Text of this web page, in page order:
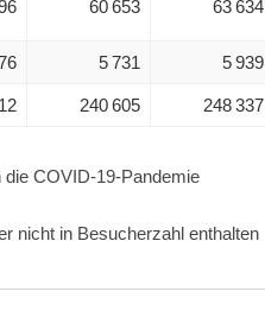
60 653 63 634
5 731 5 939
240 605 248 337
COVID-19-Pandemie
nicht in Besucherzahl enthalten